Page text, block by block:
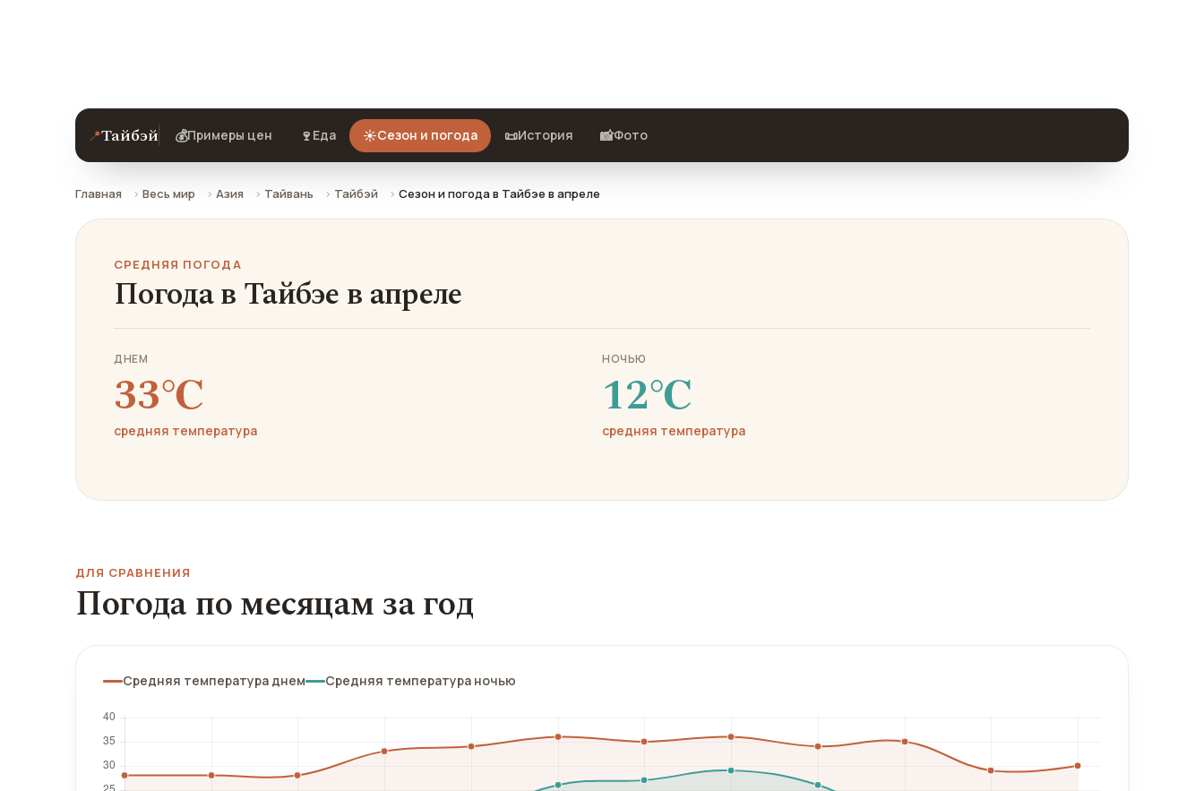
📍Тайбэй 💰Примеры цен 🍷 Еда ☀️Сезон и погода 📜История 📸Фото
Главная Весь мир Азия Тайвань Тайбэй Сезон и погода в Тайбэе в апреле
СРЕДНЯЯ ПОГОДА
Погода в Тайбэе в апреле
ДНЕМ
33℃
средняя температура
НОЧЬЮ
12℃
средняя температура
ДЛЯ СРАВНЕНИЯ
Погода по месяцам за год
Средняя температура днем Средняя температура ночью